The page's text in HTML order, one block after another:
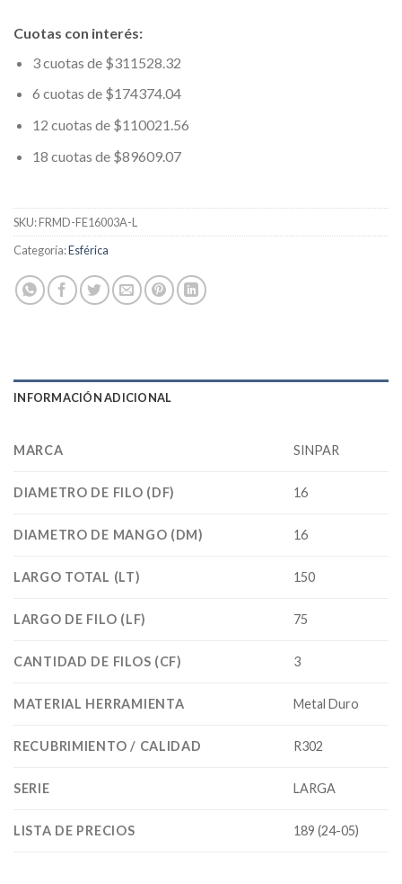
Cuotas con interés:
3 cuotas de $311528.32
6 cuotas de $174374.04
12 cuotas de $110021.56
18 cuotas de $89609.07
SKU:FRMD-FE16003A-L
Categoría:Esférica
INFORMACIÓN ADICIONAL
MARCA SINPAR
DIAMETRO DE FILO (DF) 16
DIAMETRO DE MANGO (DM) 16
LARGO TOTAL (LT) 150
LARGO DE FILO (LF) 75
CANTIDAD DE FILOS (CF) 3
MATERIAL HERRAMIENTA Metal Duro
RECUBRIMIENTO / CALIDAD R302
SERIE LARGA
LISTA DE PRECIOS 189 (24-05)